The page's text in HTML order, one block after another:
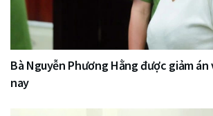
Bà Nguyễn Phương Hằng được giảm
nay